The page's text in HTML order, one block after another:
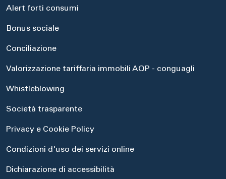
Alert forti consumi
Bonus sociale
Conciliazione
Valorizzazione tariffaria immobili AQP - conguagli
Whistleblowing
Società trasparente
Privacy e Cookie Policy
Condizioni d'uso dei servizi online
Dichiarazione di accessibilità